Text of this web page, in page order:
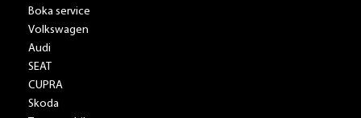
Boka service
Volkswagen
Audi
SEAT
CUPRA
Skoda